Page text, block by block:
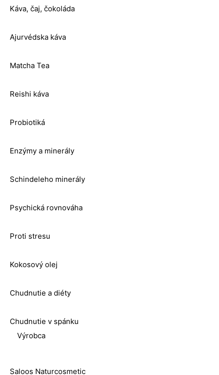
Káva, čaj, čokoláda
Ajurvédska káva
Matcha Tea
Reishi káva
Probiotiká
Enzýmy a minerály
Schindeleho minerály
Psychická rovnováha
Proti stresu
Kokosový olej
Chudnutie a diéty
Chudnutie v spánku
Výrobca
Saloos Naturcosmetic